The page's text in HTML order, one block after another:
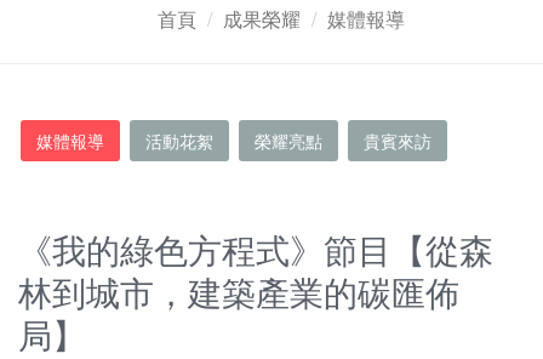
首頁 成果榮耀 媒體報導
媒體報導 活動花絮 榮耀亮點 貴賓來訪
《我的綠色方程式》節目【從森
林到城市，建築產業的碳匯佈
局】